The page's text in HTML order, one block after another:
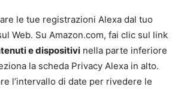
le tue registrazioni Alexa dal tuo
Web. Su Amazon.com, fai clic sul link
e dispositivi nella parte inferiore
la scheda Privacy Alexa in alto.
l’intervallo di date per rivedere le